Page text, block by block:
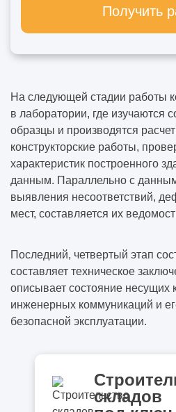
Получить
На следующей стадии работы
в лаборатории, где изучаются
образцы и производятся
конструкторские работы,
характеристик построенного
данным. Параллельно с
выявления несоответствий,
мест, составляется их
Последний, четвертый этап
составляет техническое
описывает состояние несущих
инженерных коммуникаций и
безопасной эксплуатации.
складов